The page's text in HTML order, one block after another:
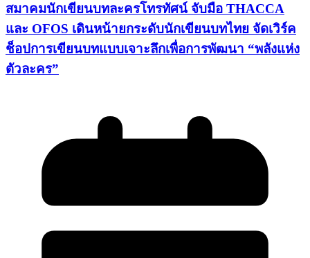
สมาคมนักเขียนบทละครโทรทัศน์ จับมือ THACCA
และ OFOS เดินหน้ายกระดับนักเขียนบทไทย จัดเวิร์ค
ช็อปการเขียนบทแบบเจาะลึกเพื่อการพัฒนา “พลังแห่ง
ตัวละคร”